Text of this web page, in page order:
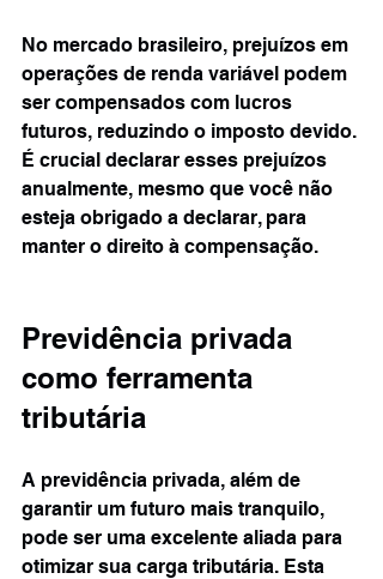
No mercado brasileiro, prejuízos em
operações de renda variável podem
ser compensados com lucros
futuros, reduzindo o imposto devido.
É crucial declarar esses prejuízos
anualmente, mesmo que você não
esteja obrigado a declarar, para
manter o direito à compensação.
Previdência privada
como ferramenta
tributária
A previdência privada, além de
garantir um futuro mais tranquilo,
pode ser uma excelente aliada para
otimizar sua carga tributária. Esta